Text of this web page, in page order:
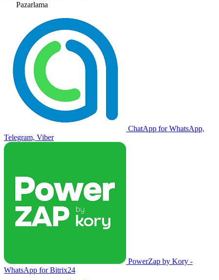
Pazarlama
ChatApp for WhatsApp,
Telegram, Viber
PowerZap by Kory -
WhatsApp for Bitrix24